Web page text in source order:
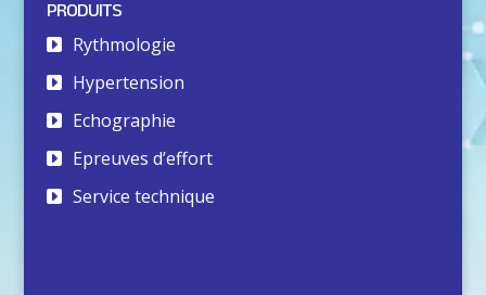
PRODUITS
Rythmologie
Hypertension
Echographie
Epreuves d’effort
Service technique